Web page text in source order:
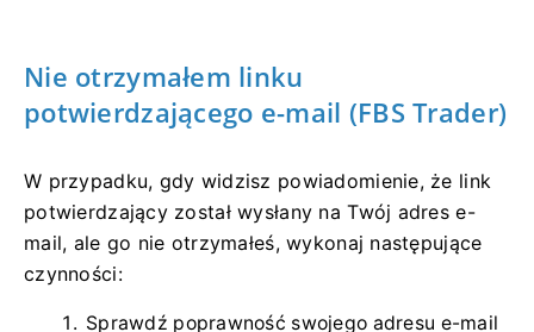
Nie otrzymałem linku
potwierdzającego e-mail (FBS Trader)
W przypadku, gdy widzisz powiadomienie, że link
potwierdzający został wysłany na Twój adres e-
mail, ale go nie otrzymałeś, wykonaj następujące
czynności:
Sprawdź poprawność swojego adresu e-mail